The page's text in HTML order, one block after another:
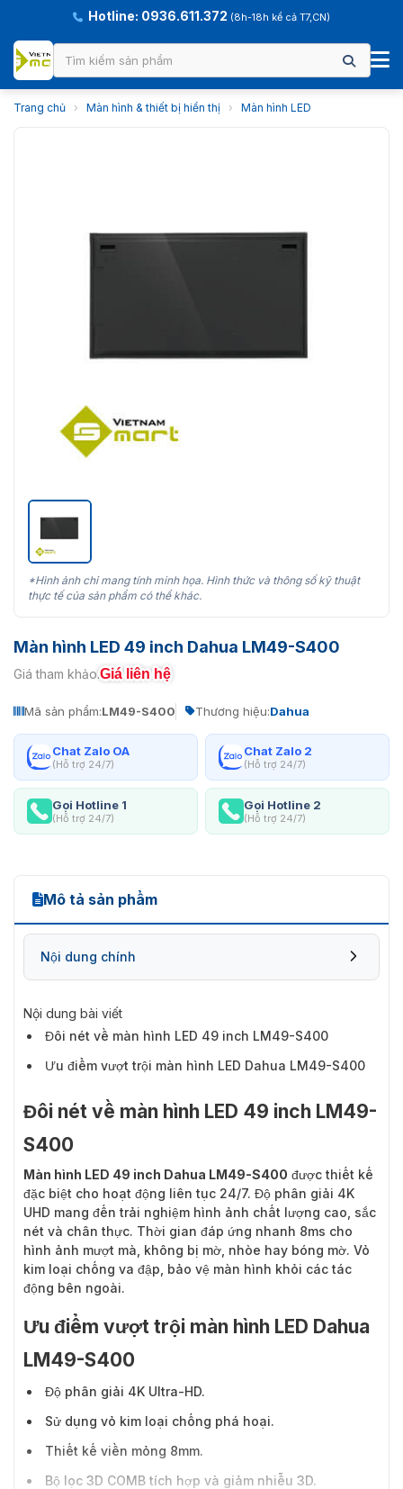
Hotline: 0936.611.372 (8h-18h kể cả T7,CN)
Trang chủ › Màn hình & thiết bị hiển thị › Màn hình LED
*Hình ảnh chỉ mang tính minh họa. Hình thức và thông số kỹ thuật
thực tế của sản phẩm có thể khác.
Màn hình LED 49 inch Dahua LM49-S400
Giá tham khảo:Giá liên hệ
Mã sản phẩm:LM49-S400 Thương hiệu:Dahua
Chat Zalo OA
(Hỗ trợ 24/7)
Chat Zalo 2
(Hỗ trợ 24/7)
Gọi Hotline 1
(Hỗ trợ 24/7)
Gọi Hotline 2
(Hỗ trợ 24/7)
Mô tả sản phẩm
Nội dung chính
Nội dung bài viết
Đôi nét về màn hình LED 49 inch LM49-S400
Ưu điểm vượt trội màn hình LED Dahua LM49-S400
Đôi nét về màn hình LED 49 inch LM49-
S400
Màn hình LED 49 inch Dahua LM49-S400 được thiết kế
đặc biệt cho hoạt động liên tục 24/7. Độ phân giải 4K
UHD mang đến trải nghiệm hình ảnh chất lượng cao, sắc
nét và chân thực. Thời gian đáp ứng nhanh 8ms cho
hình ảnh mượt mà, không bị mờ, nhòe hay bóng mờ. Vỏ
kim loại chống va đập, bảo vệ màn hình khỏi các tác
động bên ngoài.
Ưu điểm vượt trội màn hình LED Dahua
LM49-S400
Độ phân giải 4K Ultra-HD.
Sử dụng vỏ kim loại chống phá hoại.
Thiết kế viền mỏng 8mm.
Bộ lọc 3D COMB tích hợp và giảm nhiễu 3D.